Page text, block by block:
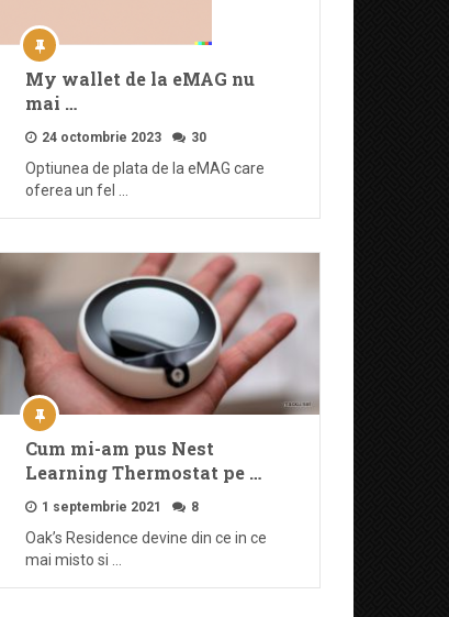
My wallet de la eMAG nu
mai …
24 octombrie 2023 30
Optiunea de plata de la eMAG care
oferea un fel …
Cum mi-am pus Nest
Learning Thermostat pe …
1 septembrie 2021 8
Oak’s Residence devine din ce in ce
mai misto si …